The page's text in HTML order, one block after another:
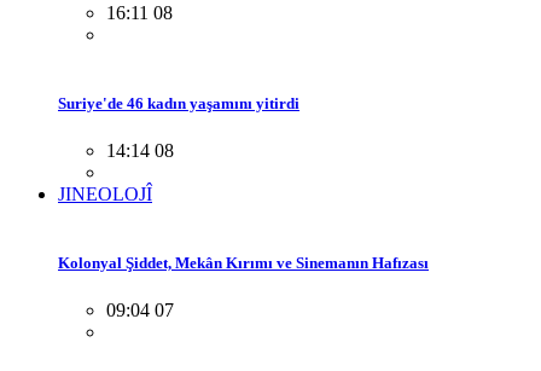
16:11 08
Suriye'de 46 kadın yaşamını yitirdi
14:14 08
JINEOLOJÎ
Kolonyal Şiddet, Mekân Kırımı ve Sinemanın Hafızası
09:04 07